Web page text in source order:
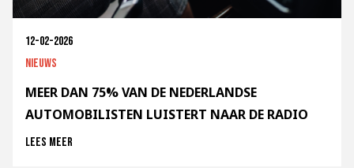
12-02-2026
Nieuws
MEER DAN 75% VAN DE NEDERLANDSE
AUTOMOBILISTEN LUISTERT NAAR DE RADIO
Lees meer